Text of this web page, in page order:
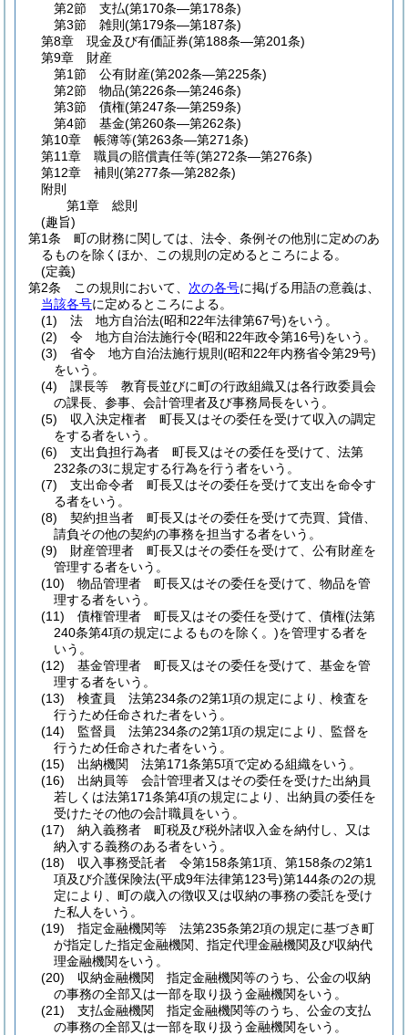
第2節
支払(第170条―第178条)
第3節
雑則 (第179条―第187条)
第8章
現金及び有価証券(第188条―第201条)
第9章
財産
第1節
公有財産(第202条―第225条)
第2節
物品(第226条―第246条)
第3節
債権(第247条―第259条)
第4節
基金(第260条―第262条)
第10章
帳簿等(第263条―第271条)
第11章
職員の賠償責任等(第272条―第276条)
第12章
補則 (第277条―第282条)
附則
第1章
総則
(趣旨)
第1条
町の財務に関しては、法令、条例その他別に定めのあ
るものを除くほか、この規則の定めるところによる。
(定義)
第2条
この規則において、 次の各号に掲げる用語の意義は、
当該各号に定めるところによる。
(1)
法 地方自治法(昭和22年法律第67号)をいう。
(2)
令 地方自治法施行令(昭和22年政令第16号)をいう。
(3)
省令 地方自治法施行規則 (昭和22年内務省令第29号)
をいう。
(4)
課長等 教育長並びに町の行政組織又は各行政委員会
の課長、参事、会計管理者及び事務局長をいう。
(5)
収入決定権者 町長又はその委任を受けて収入の調定
をする者をいう。
(6)
支出負担行為者 町長又はその委任を受けて、法第
232条の3に規定する行為を行う者をいう。
(7)
支出命令者 町長又はその委任を受けて支出を命令す
る者をいう。
(8)
契約担当者 町長又はその委任を受けて売買、貸借、
請負その他の契約の事務を担当する者をいう。
(9)
財産管理者 町長又はその委任を受けて、公有財産を
管理する者をいう。
(10)
物品管理者 町長又はその委任を受けて、物品を管
理する者をいう。
(11)
債権管理者 町長又はその委任を受けて、債権(法第
240条第4項の規定によるものを除く。)を管理する者を
いう。
(12)
基金管理者 町長又はその委任を受けて、基金を管
理する者をいう。
(13)
検査員 法第234条の2第1項の規定により、検査を
行うため任命された者をいう。
(14)
監督員 法第234条の2第1項の規定により、監督を
行うため任命された者をいう。
(15)
出納機関 法第171条第5項で定める組織をいう。
(16)
出納員等 会計管理者又はその委任を受けた出納員
若しくは法第171条第4項の規定により、出納員の委任を
受けたその他の会計職員をいう。
(17)
納入義務者 町税及び税外諸収入金を納付し、又は
納入する義務のある者をいう。
(18)
収入事務受託者 令第158条第1項、第158条の2第1
項及び介護保険法(平成9年法律第123号)第144条の2の規
定により、町の歳入の徴収又は収納の事務の委託を受け
た私人をいう。
(19)
指定金融機関等 法第235条第2項の規定に基づき町
が指定した指定金融機関、指定代理金融機関及び収納代
理金融機関をいう。
(20)
収納金融機関 指定金融機関等のうち、公金の収納
の事務の全部又は一部を取り扱う金融機関をいう。
(21)
支払金融機関 指定金融機関等のうち、公金の支払
の事務の全部又は一部を取り扱う金融機関をいう。